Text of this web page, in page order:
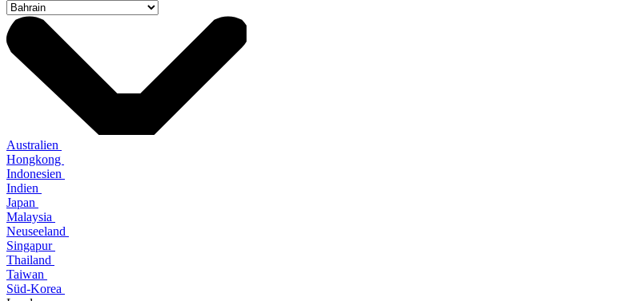
Australien
Hongkong
Indonesien
Indien
Japan
Malaysia
Neuseeland
Singapur
Thailand
Taiwan
Süd-Korea